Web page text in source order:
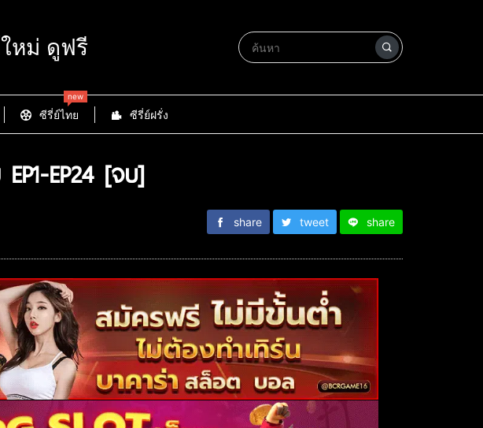
หม่ ดูฟรี
ซีรี่ย์ไทย
new
ซีรี่ย์ฝรั่ง
EP24 [จบ]
share tweet share